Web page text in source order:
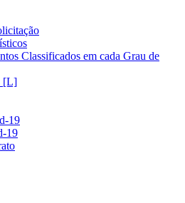
Classificados em cada Grau de
[L]
19
19